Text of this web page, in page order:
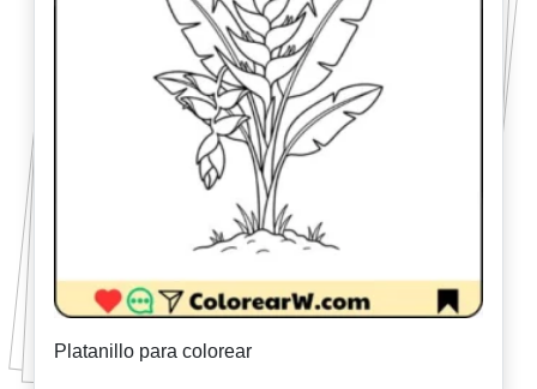
Platanillo para colorear